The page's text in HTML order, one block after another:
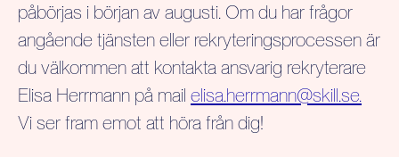
påbörjas i början av augusti. Om du har frågor
angående tjänsten eller rekryteringsprocessen är
du välkommen att kontakta ansvarig rekryterare
Elisa Herrmann på mail elisa.herrmann@skill.se.
Vi ser fram emot att höra från dig!